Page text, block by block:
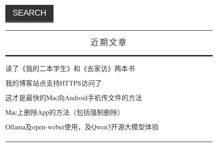
近期文章
读了《我的二本学生》和《去家访》两本书
我的博客站点支持HTTPS访问了
这才是最快的Mac向Android手机传文件的方法
Mac上删除App的方法（包括强制删除）
Ollama及open-webui使用，及Qwen3开源大模型体验